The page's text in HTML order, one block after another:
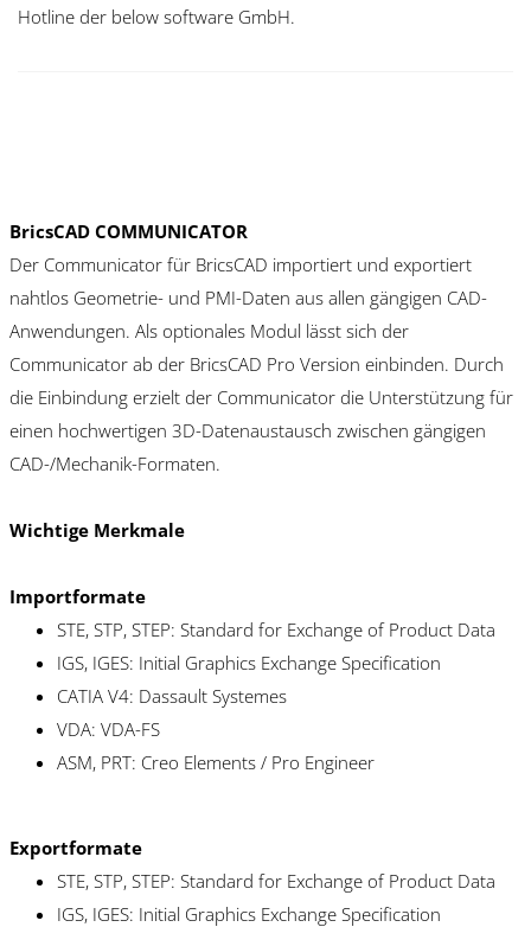
Hotline der below software GmbH.
BricsCAD COMMUNICATOR
Der Communicator für BricsCAD importiert und exportiert
nahtlos Geometrie- und PMI-Daten aus allen gängigen CAD-
Anwendungen. Als optionales Modul lässt sich der
Communicator ab der BricsCAD Pro Version einbinden. Durch
die Einbindung erzielt der Communicator die Unterstützung für
einen hochwertigen 3D-Datenaustausch zwischen gängigen
CAD-/Mechanik-Formaten.
Wichtige Merkmale
Importformate
STE, STP, STEP: Standard for Exchange of Product Data
IGS, IGES: Initial Graphics Exchange Specification
CATIA V4: Dassault Systemes
VDA: VDA-FS
ASM, PRT: Creo Elements / Pro Engineer
Exportformate
STE, STP, STEP: Standard for Exchange of Product Data
IGS, IGES: Initial Graphics Exchange Specification